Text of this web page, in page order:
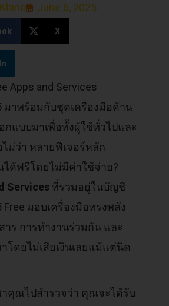
June 6, 2025
X
มาพร้อมกับชุดเครื่องมือด้าน
กแบบมาเพื่อทั้งผู้ใช้ทั่วไปและ
ม่ว่า หลายฟีเจอร์หลัก
ได้ฟรีโดยไม่มีค่าใช้จ่าย?
Services ที่รวมอยู่ในบัญชี
Free มอบเครื่องมือทรงพลัง
าร การทำงานร่วมกัน และ
โดยไม่เสียเงินเลยแม้แต่นิด
คุณไปสำรวจว่า คุณจะได้รับ